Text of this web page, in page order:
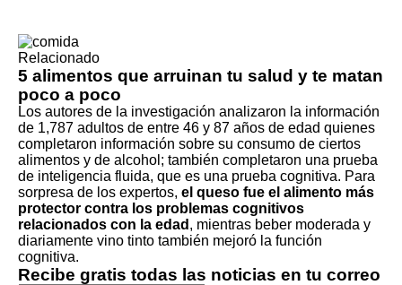
Relacionado
5 alimentos que arruinan tu salud y te matan
poco a poco
Los autores de la investigación analizaron la información
de 1,787 adultos de entre 46 y 87 años de edad quienes
completaron información sobre su consumo de ciertos
alimentos y de alcohol; también completaron una prueba
de inteligencia fluida, que es una prueba cognitiva. Para
sorpresa de los expertos, el queso fue el alimento más
protector contra los problemas cognitivos
relacionados con la edad , mientras beber moderada y
diariamente vino tinto también mejoró la función
cognitiva.
Recibe gratis todas las noticias en tu correo